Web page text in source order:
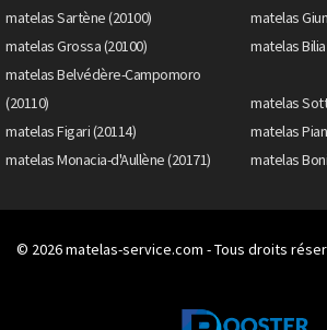
matelas Sartène (20100)
matelas
matelas Grossa (20100)
matelas
matelas Belvédère-Campomoro
(20110)
matelas
matelas Figari (20114)
matelas
matelas Monacia-d'Aullène (20171)
matelas
© 2026matelas-service.com - Tous droits